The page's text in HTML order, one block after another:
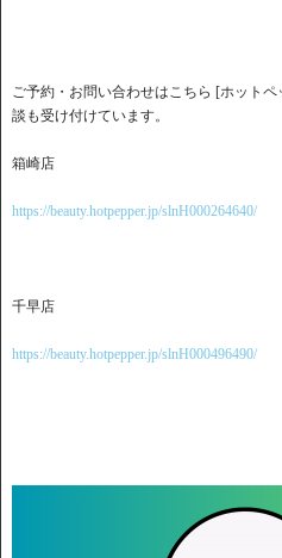
ご予約・お問い合わせはこちら [ホット
談も受け付けています。
箱崎店
https://beauty.hotpepper.jp/slnH000264640/
千早店
https://beauty.hotpepper.jp/slnH000496490/